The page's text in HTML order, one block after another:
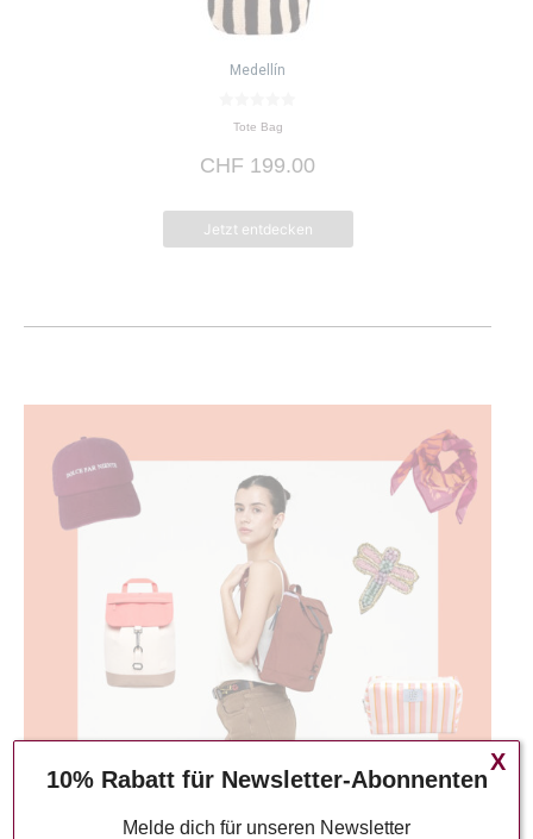
Medellín
n
Tote Bag
CHF 199.00
Jetzt entdecken
10% Rabatt für Newsletter-Abonnenten
Melde dich für unseren Newsletter
X